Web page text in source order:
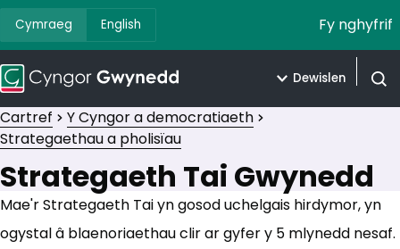
Cymraeg English Fy nghyfrif
Dewislen
Cartref
Y Cyngor a democratiaeth
Strategaethau a pholisïau
Strategaeth Tai Gwynedd
Mae'r Strategaeth Tai yn gosod uchelgais hirdymor, yn
ogystal â blaenoriaethau clir ar gyfer y 5 mlynedd nesaf.